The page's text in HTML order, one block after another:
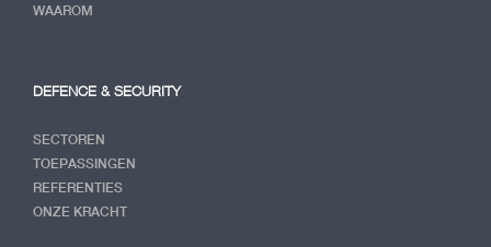
WAAROM
DEFENCE & SECURITY
SECTOREN
TOEPASSINGEN
REFERENTIES
ONZE KRACHT